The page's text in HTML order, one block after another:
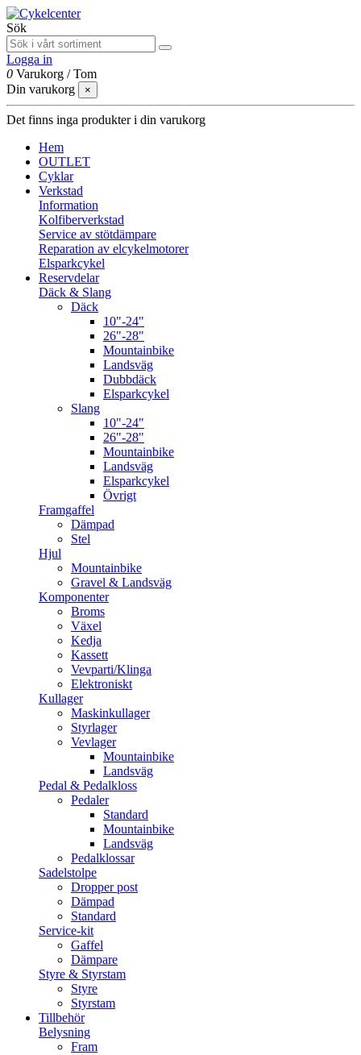
Sök
Logga in
0 Varukorg /Tom
Din varukorg
×
Det finns inga produkter i din varukorg
Hem
OUTLET
Cyklar
Verkstad
Information
Kolfiberverkstad
Service av stötdämpare
Reparation av elcykelmotorer
Elsparkcykel
Reservdelar
Däck & Slang
Däck
10"-24"
26"-28"
Mountainbike
Landsväg
Dubbdäck
Elsparkcykel
Slang
10"-24"
26"-28"
Mountainbike
Landsväg
Elsparkcykel
Övrigt
Framgaffel
Dämpad
Stel
Hjul
Mountainbike
Gravel & Landsväg
Komponenter
Broms
Växel
Kedja
Kassett
Vevparti/Klinga
Elektroniskt
Kullager
Maskinkullager
Styrlager
Vevlager
Mountainbike
Landsväg
Pedal & Pedalkloss
Pedaler
Standard
Mountainbike
Landsväg
Pedalklossar
Sadelstolpe
Dropper post
Dämpad
Standard
Service-kit
Gaffel
Dämpare
Styre & Styrstam
Styre
Styrstam
Tillbehör
Belysning
Fram